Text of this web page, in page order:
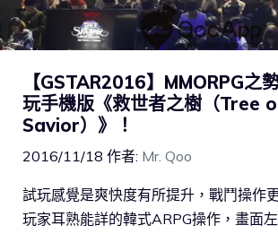
【GSTAR2016】MMORPG之
玩手機版《救世者之樹（Tree
Savior）》！
2016/11/18 作者: Mr. Qoo
試玩感覺是爽快度有所提升，戰鬥操作
玩家耳熟能詳的韓式ARPG操作，畫面